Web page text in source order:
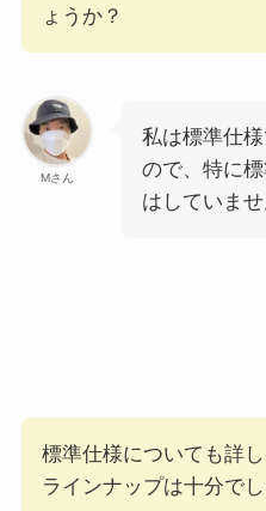
ょうか？
Mさん
私は標準仕
ので、特に
はしていませ
標準仕様についても詳
ラインナップは十分で